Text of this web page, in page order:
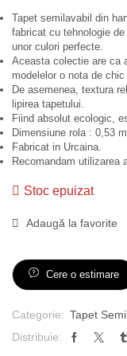
Tapet semilavabil din
fabricat cu tehnologie
unor culori perfecte.
Aceasta colectie are ca
modelelor o nota de chic
De asemenea, textura
lipirea tapetului.
Fiind absolut ecologic,
Dimensiune rola : 0,53
Fabricat in Urcaina.
Recomandam utilizarea
Stoc epuizat
Adaugă la favorite
Cere o estimare
Categorie: Tapet
Distribuie: